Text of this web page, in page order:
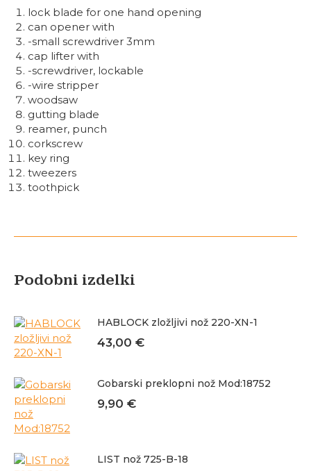
lock blade for one hand opening
can opener with
-small screwdriver 3mm
cap lifter with
-screwdriver, lockable
-wire stripper
woodsaw
gutting blade
reamer, punch
corkscrew
key ring
tweezers
toothpick
Podobni izdelki
HABLOCK zložljivi nož 220-XN-1
43,00 €
Gobarski preklopni nož Mod:18752
9,90 €
LIST nož 725-B-18